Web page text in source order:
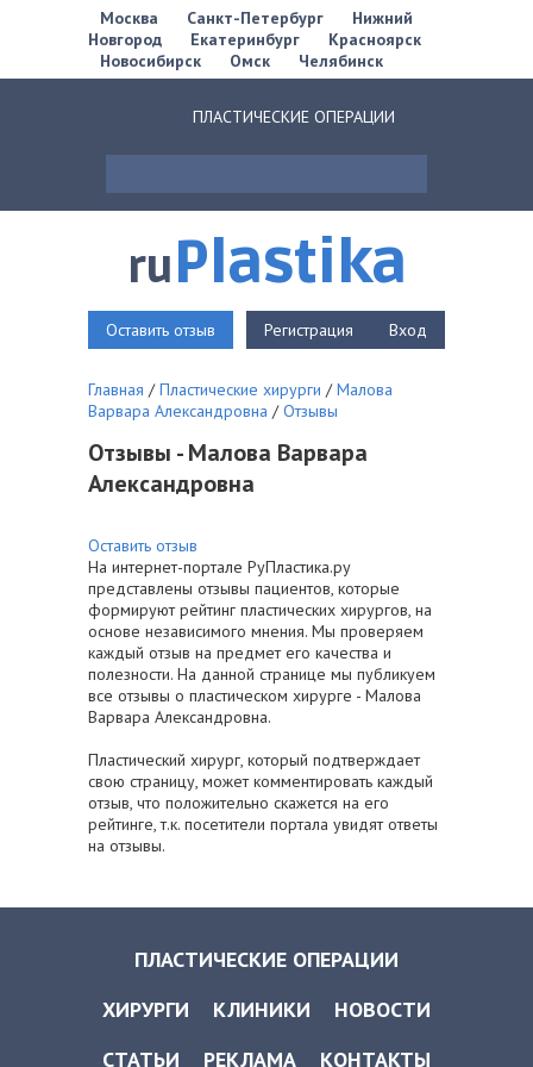
Москва Санкт-Петербург
Нижний
Новгород
Екатеринбург
Красноярск
Новосибирск
Омск Челябинск
ПЛАСТИЧЕСКИЕ ОПЕРАЦИИ
ruPlastika
Оставить отзыв Регистрация Вход
Главная / Пластические хирурги / Малова
Варвара Александровна / Отзывы
Отзывы - Малова Варвара
Александровна
Оставить отзыв
На интернет-портале РуПластика.ру
представлены отзывы пациентов, которые
формируют рейтинг пластических хирургов, на
основе независимого мнения. Мы проверяем
каждый отзыв на предмет его качества и
полезности. На данной странице мы публикуем
все отзывы о пластическом хирурге - Малова
Варвара Александровна.
Пластический хирург, который подтверждает
свою страницу, может комментировать каждый
отзыв, что положительно скажется на его
рейтинге, т.к. посетители портала увидят ответы
на отзывы.
ПЛАСТИЧЕСКИЕ ОПЕРАЦИИ
ХИРУРГИ
КЛИНИКИ
НОВОСТИ
СТАТЬИ
РЕКЛАМА КОНТАКТЫ